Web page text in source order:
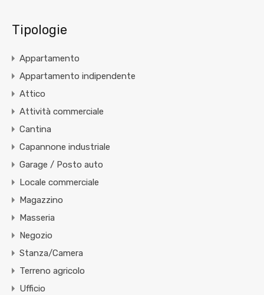
Tipologie
Appartamento
Appartamento indipendente
Attico
Attività commerciale
Cantina
Capannone industriale
Garage / Posto auto
Locale commerciale
Magazzino
Masseria
Negozio
Stanza/Camera
Terreno agricolo
Ufficio